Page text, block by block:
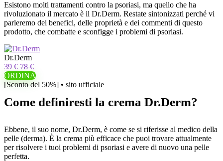
Esistono molti trattamenti contro la psoriasi, ma quello che ha
rivoluzionato il mercato è il Dr.Derm. Restate sintonizzati perché vi
parleremo dei benefici, delle proprietà e dei commenti di questo
prodotto, che combatte e sconfigge i problemi di psoriasi.
Dr.Derm
39 € 78 €
ORDINA
[Sconto del 50%] • sito ufficiale
Come definiresti la crema Dr.Derm?
Ebbene, il suo nome, Dr.Derm, è come se si riferisse al medico della
pelle (derma). È la crema più efficace che puoi trovare attualmente
per risolvere i tuoi problemi di psoriasi e avere di nuovo una pelle
perfetta.